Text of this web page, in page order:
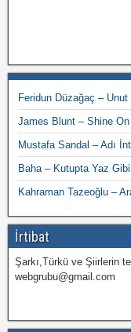
Feridun Düzağaç – Unut
James Blunt – Shine On
Mustafa Sandal – Adı
Baha – Kutupta Yaz Gibi
Kahraman Tazeoğlu –
İrtibat
Şarkı,Türkü ve Şiirlerin
webgrubu@gmail.com